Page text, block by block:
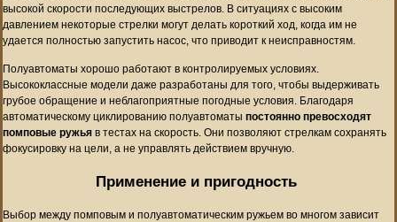
высокой скорости последующих выстрелов. В ситуациях с высоким
давлением некоторые стрелки могут делать короткий ход, когда им не
удается полностью запустить насос, что приводит к неисправностям.
Полуавтоматы хорошо работают в контролируемых условиях.
Высококлассные модели даже разработаны для того, чтобы выдерживать
грубое обращение и неблагоприятные погодные условия. Благодаря
автоматическому циклированию полуавтоматы постоянно превосходят
помповые ружья в тестах на скорость. Они позволяют стрелкам сохранять
фокусировку на цели, а не управлять действием вручную.
Применение и пригодность
Выбор между помповым и полуавтоматическим ружьем во многом зависит